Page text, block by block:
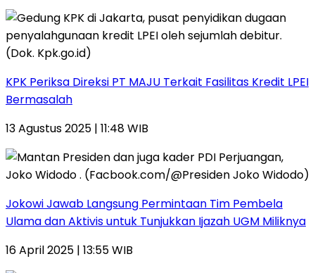
KPK Periksa Direksi PT MAJU Terkait Fasilitas Kredit LPEI
Bermasalah
13 Agustus 2025 | 11:48 WIB
Jokowi Jawab Langsung Permintaan Tim Pembela
Ulama dan Aktivis untuk Tunjukkan Ijazah UGM Miliknya
16 April 2025 | 13:55 WIB